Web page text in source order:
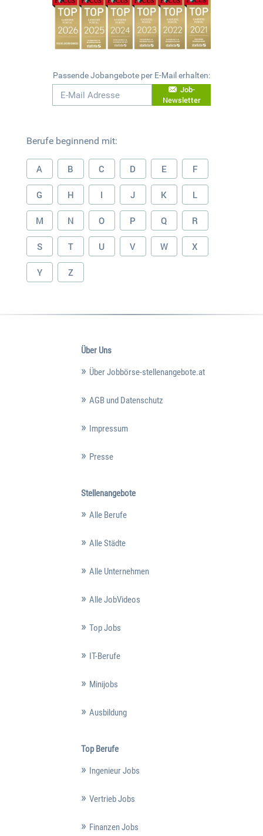
Passende Jobangebote per E-Mail erhalten:
Job-
Newsletter
Berufe beginnend mit:
A B C D E F
G H I J K L
M N O P Q R
S T U V W X
Y Z
Über Uns
Über Jobbörse-stellenangebote.at
AGB und Datenschutz
Impressum
Presse
Stellenangebote
Alle Berufe
Alle Städte
Alle Unternehmen
Alle JobVideos
Top Jobs
IT-Berufe
Minijobs
Ausbildung
Top Berufe
Ingenieur Jobs
Vertrieb Jobs
Finanzen Jobs